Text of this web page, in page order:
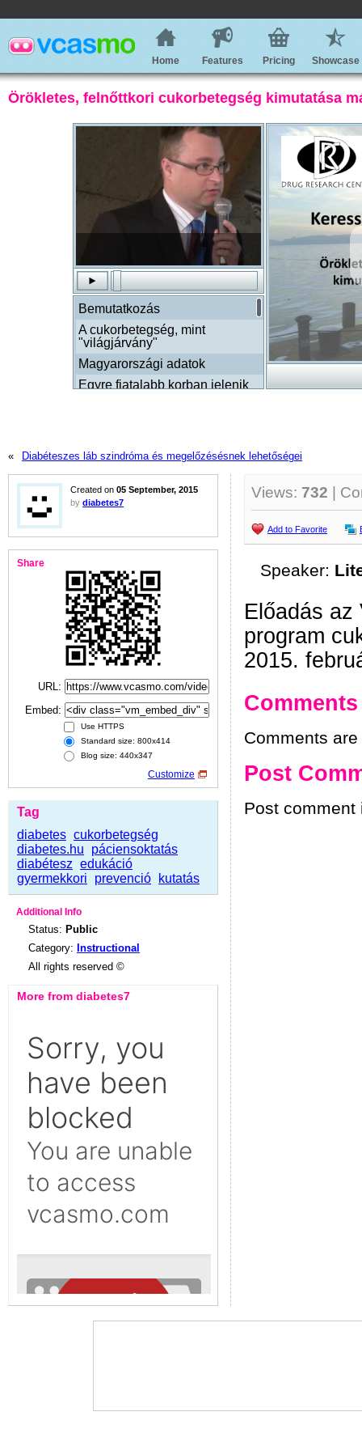
Home Features Pricing Showcase
Örökletes, felnőttkori cukorbetegség kimutatása
« Diabéteszes láb szindróma és megelőzésésnek lehetőségei
Created on 05 September, 2015
by diabetes7
Share
URL:
Embed:
Use HTTPS
Standard size: 800x414
Blog size: 440x347
Customize
Tag
diabetes cukorbetegség
diabetes.hu
páciensoktatás
diabétesz edukáció
gyermekkori
prevenció kutatás
Additional Info
Status: Public
Category: Instructional
All rights reserved ©
More from diabetes7
Views: 732 |
Add to Favorite
Speaker:
Előadás az
program
2015.
Comments
Comments
Post
Post comment